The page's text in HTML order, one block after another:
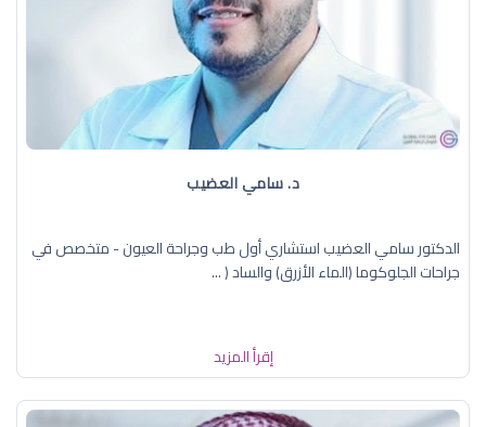
د. سامي العضيب
الدكتور سامي العضيب استشاري أول طب وجراحة العيون - متخصص في
جراحات الجلوكوما (الماء الأزرق) والساد ( ...
إقرأ المزيد